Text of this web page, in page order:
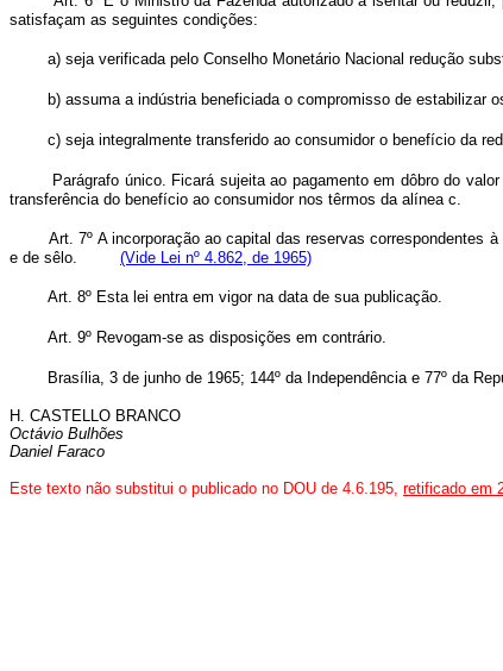
satisfaçam as seguintes condições:
a) seja verificada pelo Conselho Monetário Nacional redução
b) assuma a indústria beneficiada o compromisso de estabilizar
c) seja integralmente transferido ao consumidor o benefício da
Parágrafo único. Ficará sujeita ao pagamento em dôbro do
transferência do benefício ao consumidor nos têrmos da alínea c.
Art. 7º A incorporação ao capital das reservas correspondentes
e de sêlo. (Vide Lei nº 4.862, de 1965)
Art. 8º Esta lei entra em vigor na data de sua publicação.
Art. 9º Revogam-se as disposições em contrário.
Brasília, 3 de junho de 1965; 144º da Independência e 77º da
H. CASTELLO BRANCO
Octávio Bulhões
Daniel Faraco
Este texto não substitui o publicado no DOU de 4.6.195, retificado em